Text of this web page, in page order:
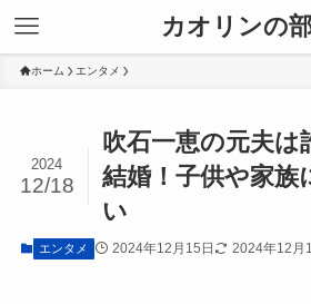
カオリンの
ホーム エンタメ
吹石一恵の元夫は
結婚！子供や家族
い
2024
12/18
エンタメ 2024年12月15日 2024年12月